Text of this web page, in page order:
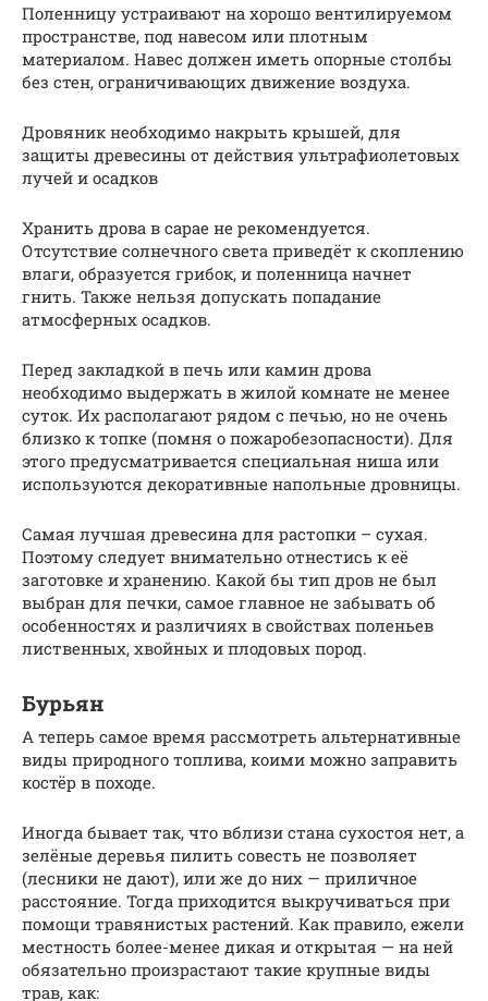
Поленницу устраивают на хорошо вентилируемом
пространстве, под навесом или плотным
материалом. Навес должен иметь опорные столбы
без стен, ограничивающих движение воздуха.
Дровяник необходимо накрыть крышей, для
защиты древесины от действия ультрафиолетовых
лучей и осадков
Хранить дрова в сарае не рекомендуется.
Отсутствие солнечного света приведёт к скоплению
влаги, образуется грибок, и поленница начнет
гнить. Также нельзя допускать попадание
атмосферных осадков.
Перед закладкой в печь или камин дрова
необходимо выдержать в жилой комнате не менее
суток. Их располагают рядом с печью, но не очень
близко к топке (помня о пожаробезопасности). Для
этого предусматривается специальная ниша или
используются декоративные напольные дровницы.
Самая лучшая древесина для растопки – сухая.
Поэтому следует внимательно отнестись к её
заготовке и хранению. Какой бы тип дров не был
выбран для печки, самое главное не забывать об
особенностях и различиях в свойствах поленьев
лиственных, хвойных и плодовых пород.
Бурьян
А теперь самое время рассмотреть альтернативные
виды природного топлива, коими можно заправить
костёр в походе.
Иногда бывает так, что вблизи стана сухостоя нет, а
зелёные деревья пилить совесть не позволяет
(лесники не дают), или же до них — приличное
расстояние. Тогда приходится выкручиваться при
помощи травянистых растений. Как правило, ежели
местность более-менее дикая и открытая — на ней
обязательно произрастают такие крупные виды
трав, как: